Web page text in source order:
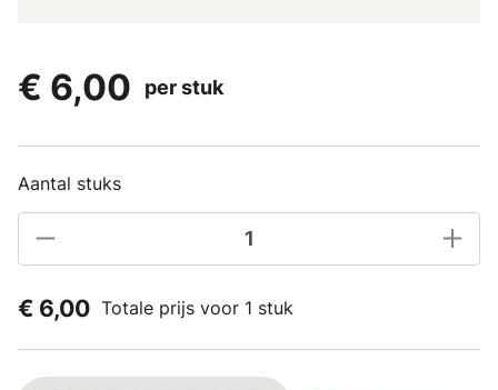
€ 6,00 per stuk
Aantal stuks
€ 6,00 Totale prijs voor 1 stuk